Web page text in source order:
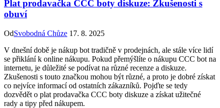
Plat prodavačka CCC boty diskuze: Zkušenosti s
obuví
OdSvobodná Chůze 17. 8. 2025
V dnešní době je nákup bot tradičně v prodejnách, ale stále více lidí
se přiklání k online nákupu. Pokud přemýšlíte o nákupu CCC bot na
internetu, je důležité se podívat na různé recenze a diskuze.
Zkušenosti s touto značkou mohou být různé, a proto je dobré získat
co nejvíce informací od ostatních zákazníků. Pojďte se tedy
dozvědět o plat prodavačka CCC boty diskuze a získat užitečné
rady a tipy před nákupem.